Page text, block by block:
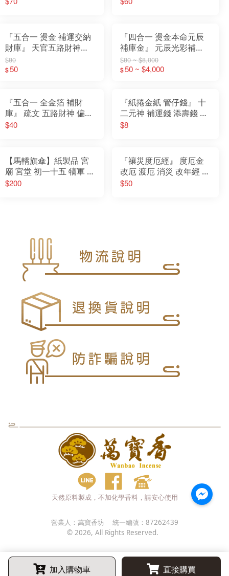
加入購物車 直接購買
『五合一 燙金 補運交納
財庫』 天官五路財神金
福德正神金 五行通寶財
庫金 長壽生 補運錢
$80
$50
『四合一 燙金本命元辰
補庫金』 元辰光彩補庫
金 本命元辰 壽生錢補運
金 拜拜金紙
$80 ~ $8,000
$50 ~ $4,000
『五合一 全金箔 補財
庫』 疏文 五路財神 偏財
金 貴人金 土地公金 補運
$40
『紙捲金紙 管仔錢』 十
二元神 補運錢 添壽錢 改
厄錢 地府錢 天官 花仔錢
$8
【馬轎旗傘】紙製品 宮
廟 宮堂 初一十五 犒軍 賞
兵 調營 法會 安營
$200
『禳災度厄經』 度厄金
改厄 渡厄 消災 改年經 鬼
谷子 消災經 改厄經 改連
$50
天然原料製成，不加化學香料，請安心使用
營業人： 萬寶香坊 統一編號： 87262439
© 2026, All Rights Reserved.